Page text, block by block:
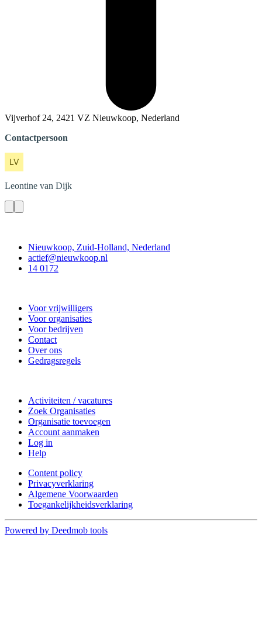
Vijverhof 24, 2421 VZ Nieuwkoop, Nederland
Contactpersoon
Leontine van Dijk
Nieuwkoop, Zuid-Holland, Nederland
actief@nieuwkoop.nl
14 0172
Voor vrijwilligers
Voor organisaties
Voor bedrijven
Contact
Over ons
Gedragsregels
Activiteiten / vacatures
Zoek Organisaties
Organisatie toevoegen
Account aanmaken
Log in
Help
Content policy
Privacyverklaring
Algemene Voorwaarden
Toegankelijkheidsverklaring
Powered by Deedmob tools